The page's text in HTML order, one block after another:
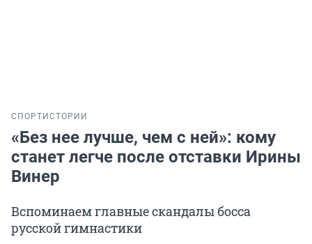
СПОРТ ИСТОРИИ
«Без нее лучше, чем с ней»: кому
станет легче после отставки Ирины
Винер
Вспоминаем главные скандалы босса
русской гимнастики